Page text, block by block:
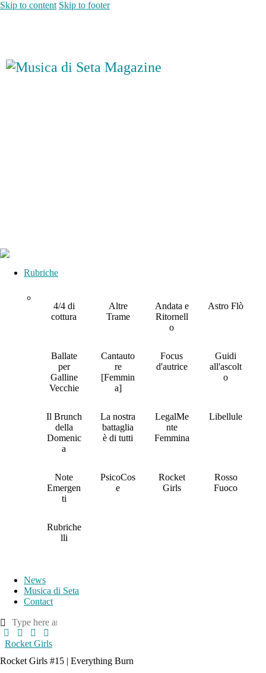
Skip to content Skip to footer
Rubriche
4/4 di
cottura
Altre
Trame
Andata e
Ritornell
o
Astro Flò
Ballate
per
Galline
Vecchie
Cantauto
re
[Femmin
a]
Focus
d'autrice
Guidi
all'ascolt
o
Il Brunch
della
Domenic
a
La nostra
battaglia
è di tutti
LegalMe
nte
Femmina
Libellule
Note
Emergen
ti
PsicoCos
e
Rocket
Girls
Rosso
Fuoco
Rubriche
lli
News
Musica di Seta
Contact
Rocket Girls
Rocket Girls #15 | Everything Burn